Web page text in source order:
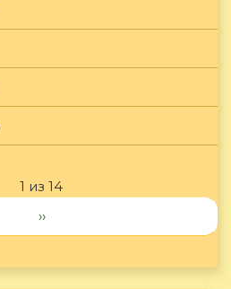
1 из 14
››